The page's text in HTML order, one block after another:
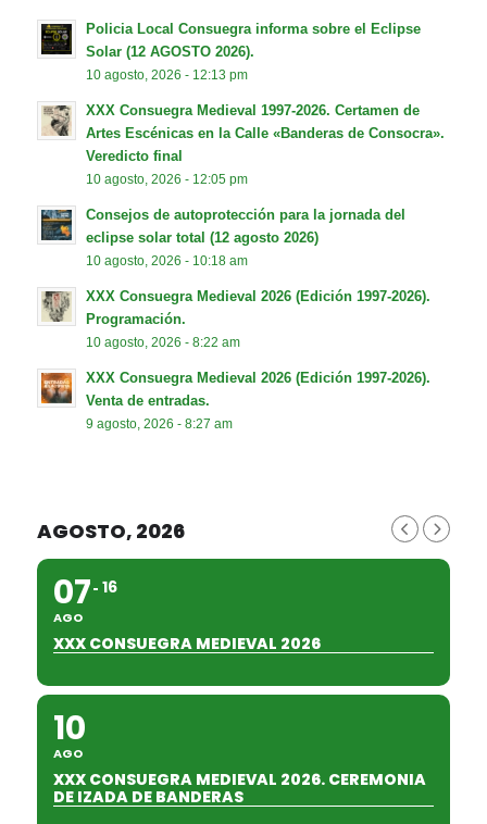
Policia Local Consuegra informa sobre el Eclipse
Solar (12 AGOSTO 2026).
10 agosto, 2026 - 12:13 pm
XXX Consuegra Medieval 1997-2026. Certamen de
Artes Escénicas en la Calle «Banderas de Consocra».
Veredicto final
10 agosto, 2026 - 12:05 pm
Consejos de autoprotección para la jornada del
eclipse solar total (12 agosto 2026)
10 agosto, 2026 - 10:18 am
XXX Consuegra Medieval 2026 (Edición 1997-2026).
Programación.
10 agosto, 2026 - 8:22 am
XXX Consuegra Medieval 2026 (Edición 1997-2026).
Venta de entradas.
9 agosto, 2026 - 8:27 am
AGOSTO, 2026
07
AGO
16
XXX CONSUEGRA MEDIEVAL 2026
10
AGO
XXX CONSUEGRA MEDIEVAL 2026. CEREMONIA
DE IZADA DE BANDERAS